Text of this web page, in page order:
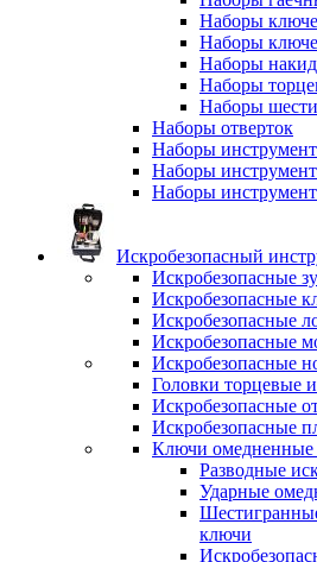
Наборы
Наборы
Наборы
Наборы
Наборы
Наборы отверток
Наборы
Наборы
Наборы
Искробезопасный
Искробезопасные
Искробезопасные
Искробезопасные
Искробезопасные
Искробезопасные
Головки торцевые
Искробезопасные
Искробезопасные
Ключи омедненные
Разводные
Ударные
ключи